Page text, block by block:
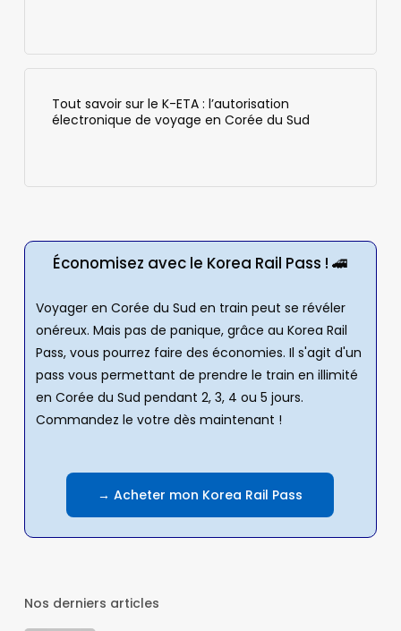
Tout savoir sur le K-ETA : l’autorisation
électronique de voyage en Corée du Sud
Économisez avec le Korea Rail Pass ! 🚄
Voyager en Corée du Sud en train peut se révéler
onéreux. Mais pas de panique, grâce au Korea Rail
Pass, vous pourrez faire des économies. Il s'agit d'un
pass vous permettant de prendre le train en illimité
en Corée du Sud pendant 2, 3, 4 ou 5 jours.
Commandez le votre dès maintenant !
→ Acheter mon Korea Rail Pass
Nos derniers articles